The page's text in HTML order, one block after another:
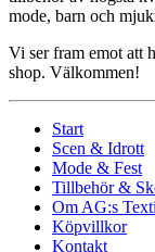
mode, barn och
Vi ser fram emot att
shop. Välkommen!
Start
Scen & Idrott
Mode & Fest
Tillbehör &
Om AG:s
Köpvillkor
Kontakt